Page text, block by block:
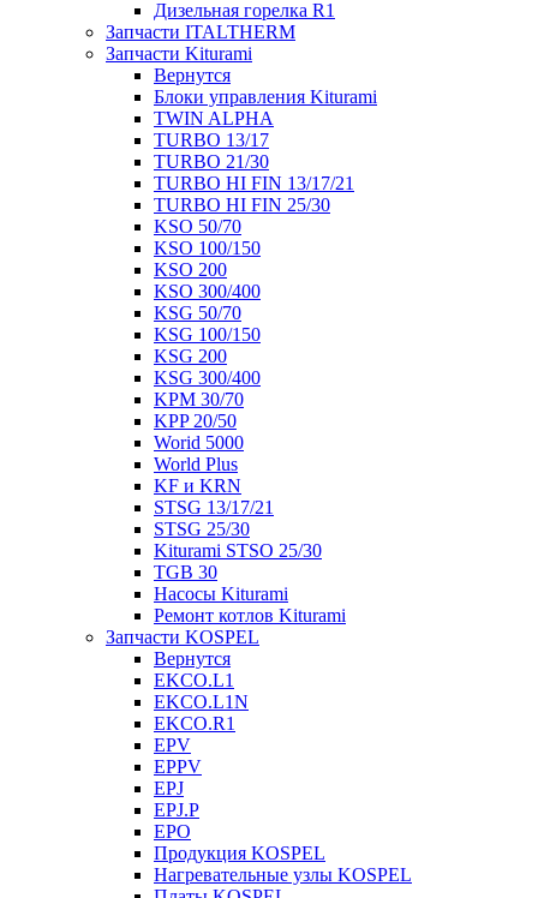
Дизельная горелка R1
Запчасти ITALTHERM
Запчасти Kiturami
Вернутся
Блоки управления Kiturami
TWIN ALPHA
TURBO 13/17
TURBO 21/30
TURBO HI FIN 13/17/21
TURBO HI FIN 25/30
KSO 50/70
KSO 100/150
KSO 200
KSO 300/400
KSG 50/70
KSG 100/150
KSG 200
KSG 300/400
KPM 30/70
KPP 20/50
Worid 5000
World Plus
KF и KRN
STSG 13/17/21
STSG 25/30
Kiturami STSO 25/30
TGB 30
Насосы Kiturami
Ремонт котлов Kiturami
Запчасти KOSPEL
Вернутся
EKCO.L1
EKCO.L1N
EKCO.R1
EPV
EPPV
EPJ
EPJ.P
EPO
Продукция KOSPEL
Нагревательные узлы KOSPEL